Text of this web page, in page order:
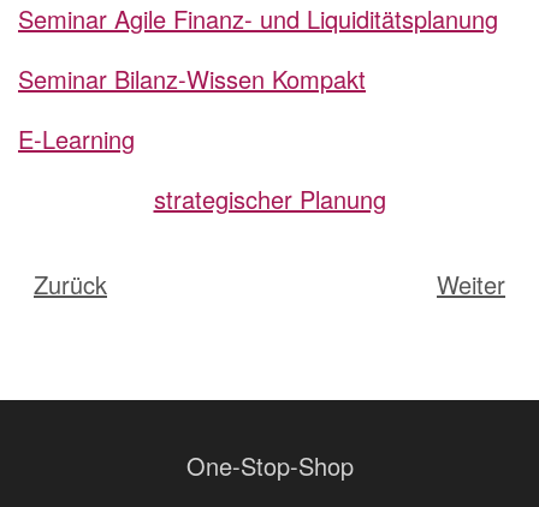
Seminar Agile Finanz- und Liquiditätsplanung
Seminar Bilanz-Wissen Kompakt
E-Learning
strategischer Planung
Zurück Weiter
One-Stop-Shop